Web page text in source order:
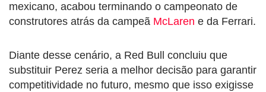
mexicano, acabou terminando o campeonato de
construtores atrás da campeã McLaren e da Ferrari.
Diante desse cenário, a Red Bull concluiu que
substituir Perez seria a melhor decisão para garantir
competitividade no futuro, mesmo que isso exigisse